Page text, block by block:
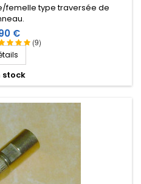
(9)
femelle type traversée de
€
stock